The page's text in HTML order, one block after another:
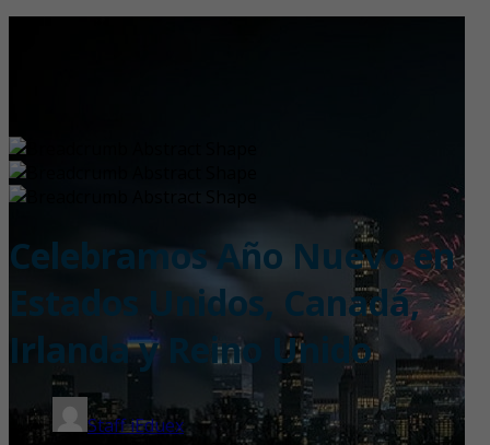
Celebramos Año Nuevo en
Estados Unidos, Canadá,
Irlanda y Reino Unido
Staff iEduex